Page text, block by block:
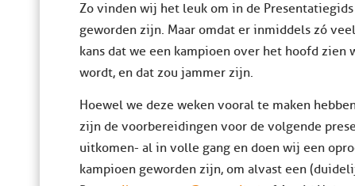
Zo vinden wij het leuk om in de
geworden zijn. Maar omdat er inmiddels zó
kans dat we een kampioen over het hoofd
wordt, en dat zou jammer zijn.
Hoewel we deze weken vooral te maken
zijn de voorbereidingen voor de volgende
uitkomen- al in volle gang en doen wij een
kampioen geworden zijn, om alvast een